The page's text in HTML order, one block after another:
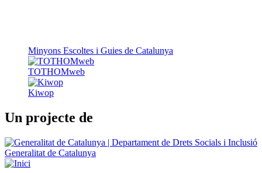
Minyons Escoltes i Guies de Catalunya
TOTHOMweb
Kiwop
Un projecte de
Generalitat de Catalunya